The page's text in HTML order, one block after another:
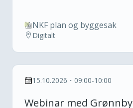
NKF plan og byggesak
Digitalt
15.10.2026・09:00-10:00
Webinar med Grønnby